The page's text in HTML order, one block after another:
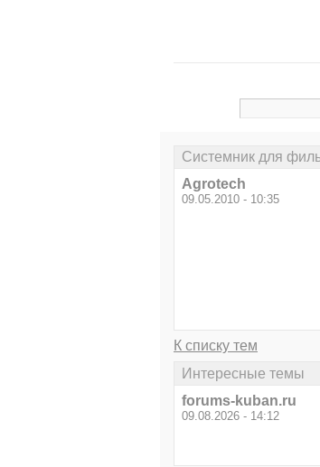
Системник для
Agrotech
09.05.2010 - 10:35
К списку тем
Интересные темы
forums-kuban.ru
09.08.2026 - 14:12